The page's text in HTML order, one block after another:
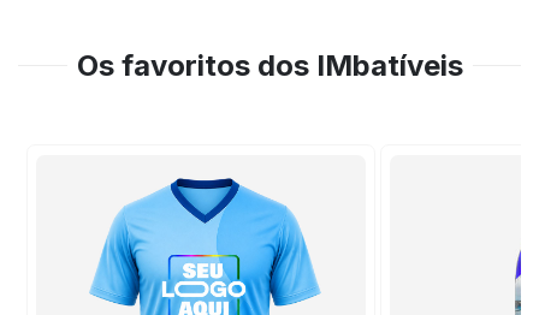
Os favoritos dos IMbatíveis